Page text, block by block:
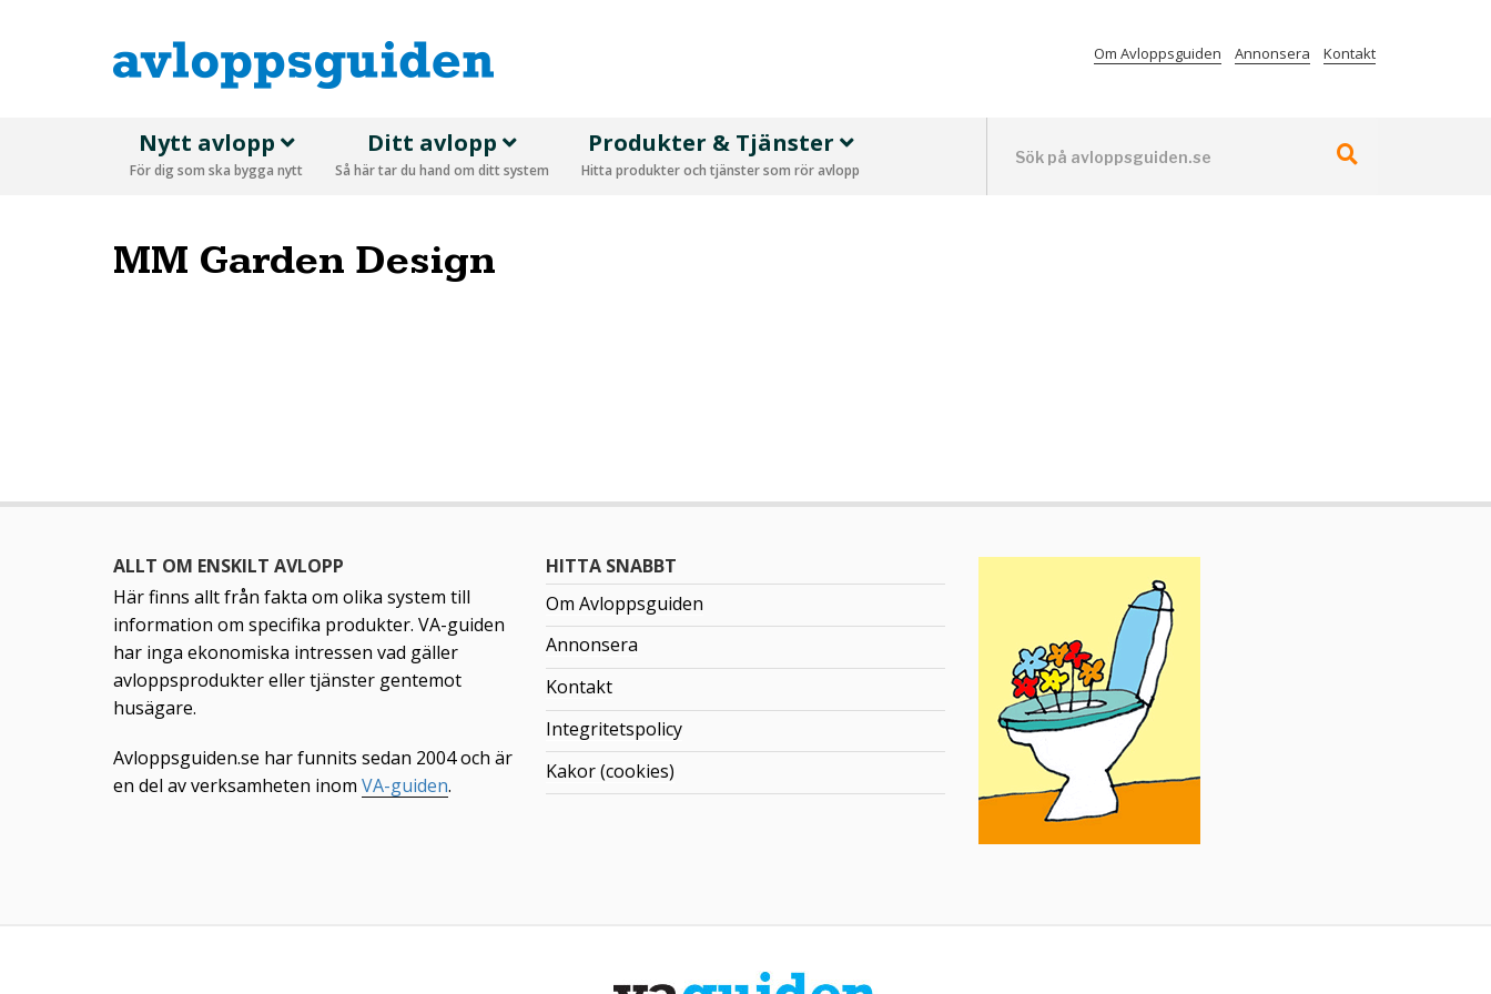
Om Avloppsguiden Annonsera Kontakt
Nytt avlopp
För dig som ska bygga nytt
Ditt avlopp
Så här tar du hand om ditt system
Produkter & Tjänster
Hitta produkter och tjänster som rör avlopp
MM Garden Design
ALLT OM ENSKILT AVLOPP
Här finns allt från fakta om olika system till
information om specifika produkter. VA-guiden
har inga ekonomiska intressen vad gäller
avloppsprodukter eller tjänster gentemot
husägare.
Avloppsguiden.se har funnits sedan 2004 och är
en del av verksamheten inom VA-guiden.
HITTA SNABBT
Om Avloppsguiden
Annonsera
Kontakt
Integritetspolicy
Kakor (cookies)